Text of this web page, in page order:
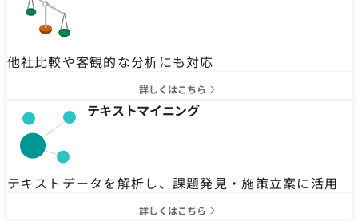
他社比較や客観的な分析にも対応
詳しくはこちら
テキストマイニング
テキストデータを解析し、課題発見・施策立案に活用
詳しくはこちら